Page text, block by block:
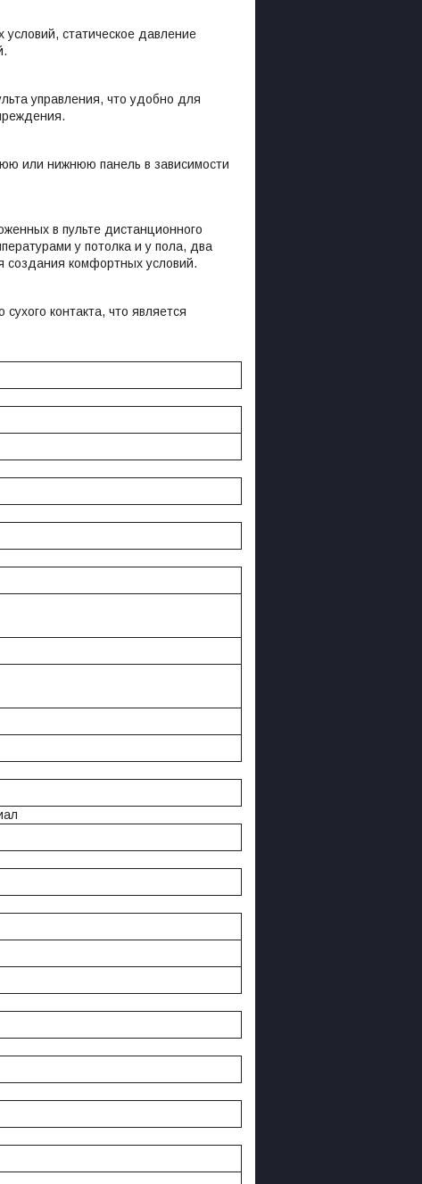
статическое давление
управления, что удобно для
или нижнюю панель в зависимости
в пульте дистанционного
у потолка и у пола, два
создания комфортных условий.
контакта, что является